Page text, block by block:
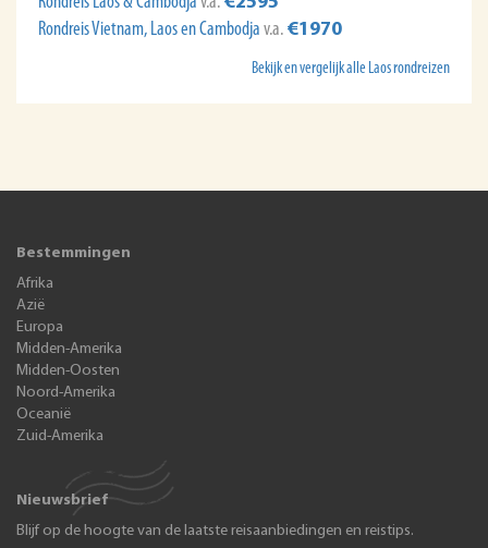
Rondreis Vietnam, Laos en Cambodja v.a. €1970
Bekijk en vergelijk alle Laos rondreizen
Bestemmingen
Afrika
Azië
Europa
Midden-Amerika
Midden-Oosten
Noord-Amerika
Oceanië
Zuid-Amerika
Nieuwsbrief
Blijf op de hoogte van de laatste reisaanbiedingen en reistips.